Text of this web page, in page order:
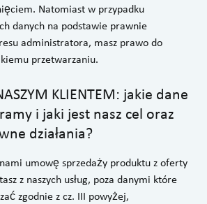
Natomiast w przypadku
danych na podstawie prawnie
administratora, masz prawo do
przetwarzaniu.
KLIENTEM: jakie dane
i jaki jest nasz cel oraz
działania?
umowę sprzedaży produktu z oferty
z naszych usług, poza danymi które
zgodnie z cz. III powyżej,